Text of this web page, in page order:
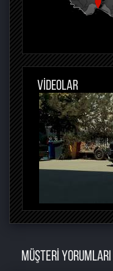
VİDEOLAR
MÜŞTERİ YORUMLARI